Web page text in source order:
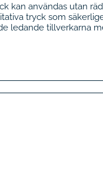
kan användas utan
tryck som
ledande tillverkarna